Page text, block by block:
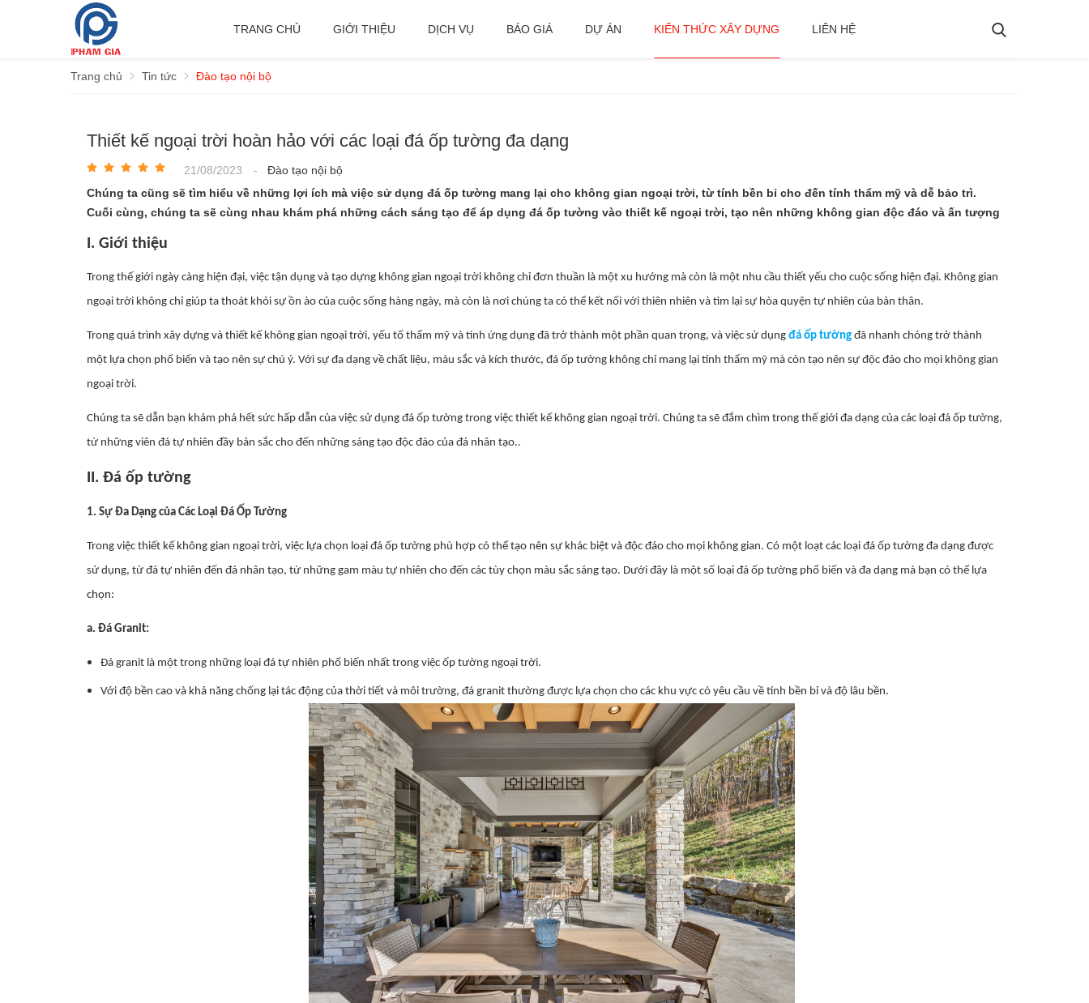
TRANG CHỦ GIỚI THIỆU DỊCH VỤ BÁO GIÁ DỰ ÁN KIẾN THỨC XÂY DỰNG LIÊN HỆ
Trang chủ Tin tức Đào tạo nội bộ
Thiết kế ngoại trời hoàn hảo với các loại đá ốp tường đa dạng
21/08/2023 -
Đào tạo nội bộ
Chúng ta cũng sẽ tìm hiểu về những lợi ích mà việc sử dụng đá ốp tường mang lại cho không gian ngoại trời, từ tính bền bỉ cho đến tính thẩm mỹ và dễ bảo trì.
Cuối cùng, chúng ta sẽ cùng nhau khám phá những cách sáng tạo để áp dụng đá ốp tường vào thiết kế ngoại trời, tạo nên những không gian độc đáo và ấn tượng
I. Giới thiệu
Trong thế giới ngày càng hiện đại, việc tận dụng và tạo dựng không gian ngoại trời không chỉ đơn thuần là một xu hướng mà còn là một nhu cầu thiết yếu cho cuộc sống hiện đại. Không gian
ngoại trời không chỉ giúp ta thoát khỏi sự ồn ào của cuộc sống hàng ngày, mà còn là nơi chúng ta có thể kết nối với thiên nhiên và tìm lại sự hòa quyện tự nhiên của bản thân.
Trong quá trình xây dựng và thiết kế không gian ngoại trời, yếu tố thẩm mỹ và tính ứng dụng đã trở thành một phần quan trọng, và việc sử dụng đá ốp tường đã nhanh chóng trở thành
một lựa chọn phổ biến và tạo nên sự chú ý. Với sự đa dạng về chất liệu, màu sắc và kích thước, đá ốp tường không chỉ mang lại tính thẩm mỹ mà còn tạo nên sự độc đáo cho mọi không gian
ngoại trời.
Chúng ta sẽ dẫn bạn khám phá hết sức hấp dẫn của việc sử dụng đá ốp tường trong việc thiết kế không gian ngoại trời. Chúng ta sẽ đắm chìm trong thế giới đa dạng của các loại đá ốp tường,
từ những viên đá tự nhiên đầy bản sắc cho đến những sáng tạo độc đáo của đá nhân tạo..
II. Đá ốp tường
1. Sự Đa Dạng của Các Loại Đá Ốp Tường
Trong việc thiết kế không gian ngoại trời, việc lựa chọn loại đá ốp tường phù hợp có thể tạo nên sự khác biệt và độc đáo cho mọi không gian. Có một loạt các loại đá ốp tường đa dạng được
sử dụng, từ đá tự nhiên đến đá nhân tạo, từ những gam màu tự nhiên cho đến các tùy chọn màu sắc sáng tạo. Dưới đây là một số loại đá ốp tường phổ biến và đa dạng mà bạn có thể lựa
chọn:
a. Đá Granit:
Đá granit là một trong những loại đá tự nhiên phổ biến nhất trong việc ốp tường ngoại trời.
Với độ bền cao và khả năng chống lại tác động của thời tiết và môi trường, đá granit thường được lựa chọn cho các khu vực có yêu cầu về tính bền bỉ và độ lâu bền.